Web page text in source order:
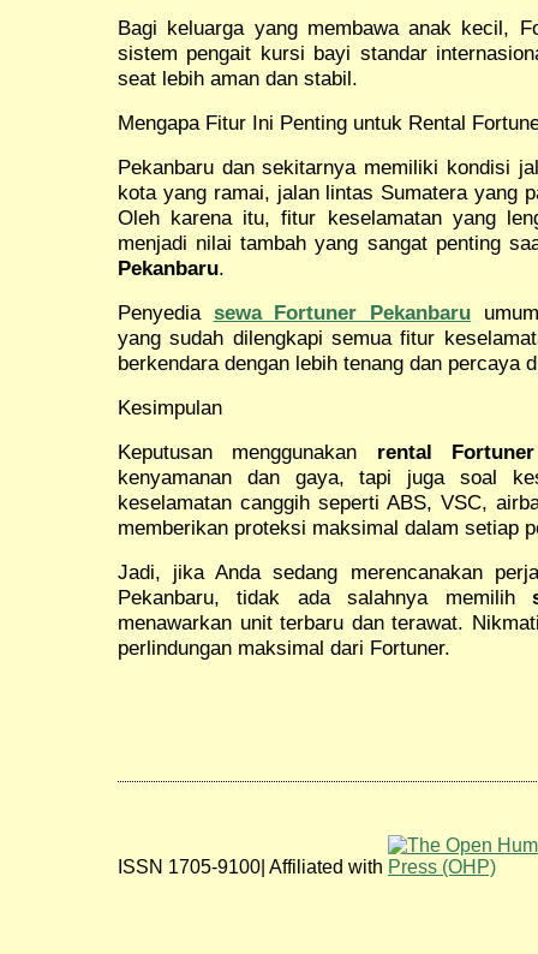
Bagi keluarga yang membawa anak kecil,
sistem pengait kursi bayi standar
seat lebih aman dan stabil.
Mengapa Fitur Ini Penting untuk Rental
Pekanbaru dan sekitarnya memiliki kondisi
kota yang ramai, jalan lintas Sumatera yang
Oleh karena itu, fitur keselamatan yang
menjadi nilai tambah yang sangat penting
Pekanbaru.
Penyedia sewa Fortuner Pekanbaru
yang sudah dilengkapi semua fitur
berkendara dengan lebih tenang dan percaya
Kesimpulan
Keputusan menggunakan rental
kenyamanan dan gaya, tapi juga soal
keselamatan canggih seperti ABS, VSC,
memberikan proteksi maksimal dalam setiap
Jadi, jika Anda sedang merencanakan
Pekanbaru, tidak ada salahnya memilih
menawarkan unit terbaru dan terawat.
perlindungan maksimal dari Fortuner.
ISSN 1705-9100| Affiliated with